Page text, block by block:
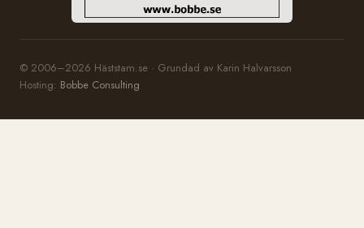
© 2006–2026 Häststam.se · Grundad av Karin Halvarsson
Hosting: Bobbe Consulting